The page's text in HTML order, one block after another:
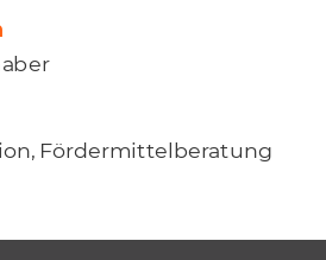
Fördermittelberatung